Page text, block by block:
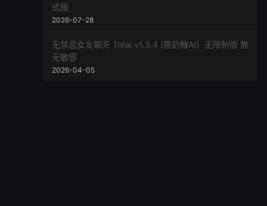
式版
2026-07-28
无禁忌女友聊天 Tofai v1.3.4 (原奶糖AI）无限制版 無
无敏感
2026-04-05